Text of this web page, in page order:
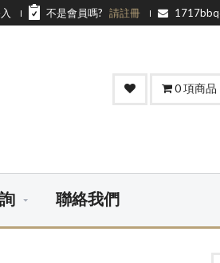
不是會員嗎? 請註冊
0項商品
聯絡我們